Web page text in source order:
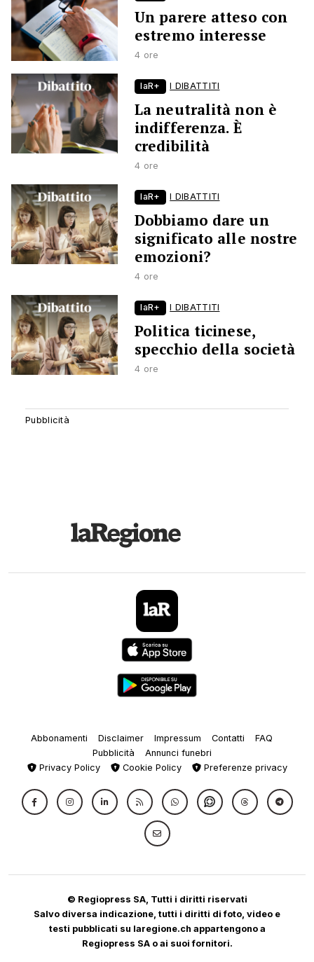
Un parere atteso con
estremo interesse
4 ore
laR+ I DIBATTITI
La neutralità non è
indifferenza. È
credibilità
4 ore
laR+ I DIBATTITI
Dobbiamo dare un
significato alle nostre
emozioni?
4 ore
laR+ I DIBATTITI
Politica ticinese,
specchio della società
4 ore
Abbonamenti Disclaimer Impressum Contatti
FAQ
Pubblicità
Annunci funebri
Privacy Policy
Cookie Policy Preferenze privacy
© Regiopress SA, Tutti i diritti riservati
Salvo diversa indicazione, tutti i diritti di foto, video e
testi pubblicati su laregione.ch appartengono a
Regiopress SA o ai suoi fornitori.